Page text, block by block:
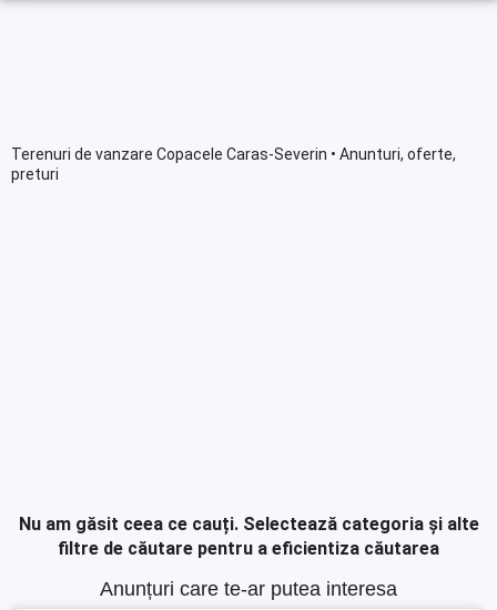
Terenuri de vanzare Copacele Caras-Severin • Anunturi, oferte,
preturi
Nu am găsit ceea ce cauți. Selectează categoria și alte
filtre de căutare pentru a eficientiza căutarea
Anunțuri care te-ar putea interesa